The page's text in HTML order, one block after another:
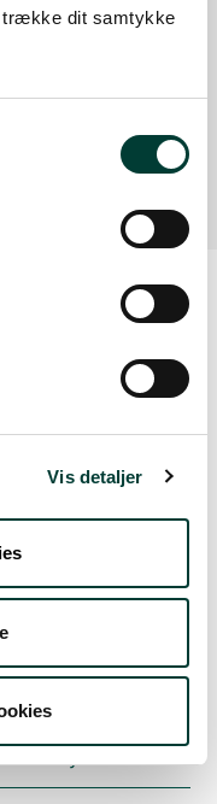
trække dit samtykke
Vis detaljer